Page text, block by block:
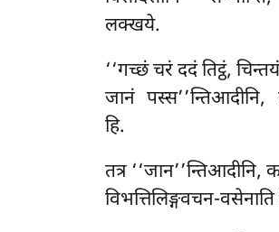
लक्खये.
‘‘गच्छं चरं ददं तिट्ठं,
जानं पस्स’’न्तिआदीनि,
हि.
तत्र ‘‘जान’’न्तिआदीनि,
विभत्तिलिङ्गवचन-